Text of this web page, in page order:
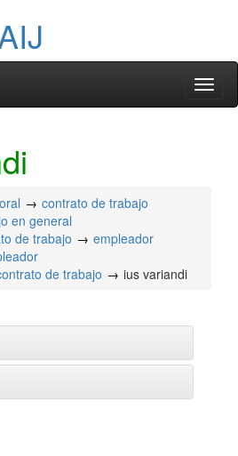
contrato de trabajo
en general
de trabajo
empleador
de trabajo
ius variandi